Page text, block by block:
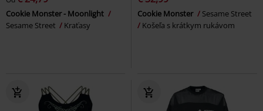
Cookie Monster - Moonlight
Sesame Street
Kraťasy
Cookie Monster
Sesame Street
Košeľa s krátkym rukávom